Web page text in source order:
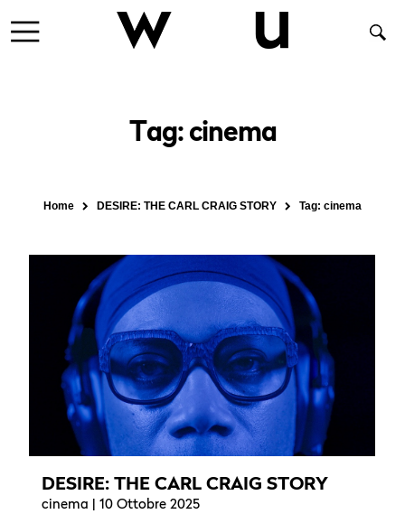
Tag: cinema
Home DESIRE: THE CARL CRAIG STORY Tag: cinema
DESIRE: THE CARL CRAIG STORY
cinema | 10 Ottobre 2025